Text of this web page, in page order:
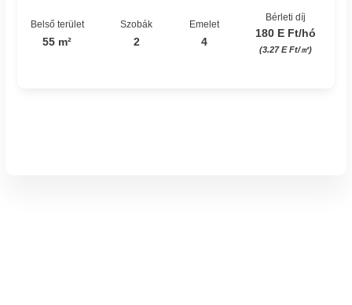
Belső terület
55 m²
Szobák
2
Emelet
4
Bérleti díj
180 E Ft/hó
(3.27 E Ft/㎡)